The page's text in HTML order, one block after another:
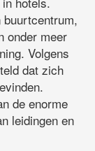
buurtcentrum,
onder meer
Volgens
dat zich
de enorme
leidingen en